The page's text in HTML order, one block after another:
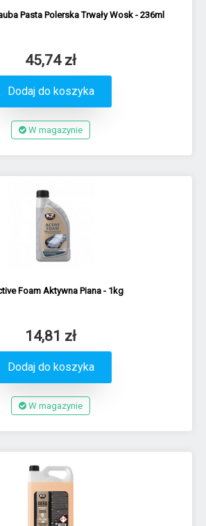
Pasta Polerska Trwały Wosk - 236ml
45,74 zł
Dodaj do koszyka
W magazynie
Foam Aktywna Piana - 1kg
14,81 zł
Dodaj do koszyka
W magazynie